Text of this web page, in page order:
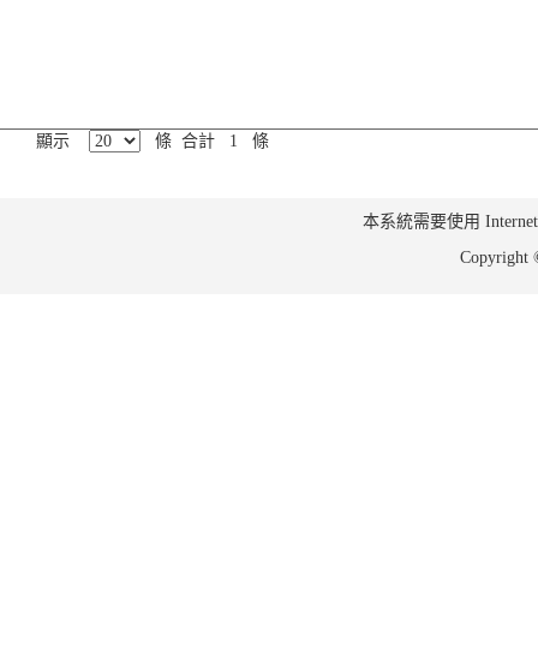
顯示 條 合計 1 條
本系統需要使用
Copyright